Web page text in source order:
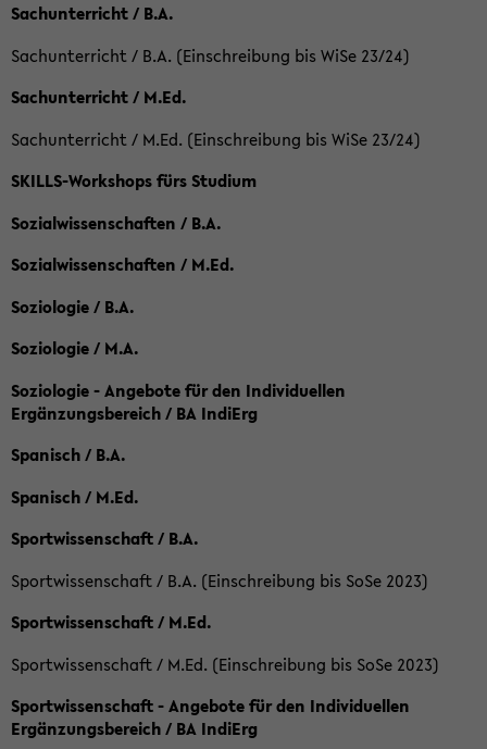
Sachunterricht / B.A.
Sachunterricht / B.A. (Einschreibung bis WiSe 23/24)
Sachunterricht / M.Ed.
Sachunterricht / M.Ed. (Einschreibung bis WiSe 23/24)
SKILLS-Workshops fürs Studium
Sozialwissenschaften / B.A.
Sozialwissenschaften / M.Ed.
Soziologie / B.A.
Soziologie / M.A.
Soziologie - Angebote für den Individuellen
Ergänzungsbereich / BA IndiErg
Spanisch / B.A.
Spanisch / M.Ed.
Sportwissenschaft / B.A.
Sportwissenschaft / B.A. (Einschreibung bis SoSe 2023)
Sportwissenschaft / M.Ed.
Sportwissenschaft / M.Ed. (Einschreibung bis SoSe 2023)
Sportwissenschaft - Angebote für den Individuellen
Ergänzungsbereich / BA IndiErg